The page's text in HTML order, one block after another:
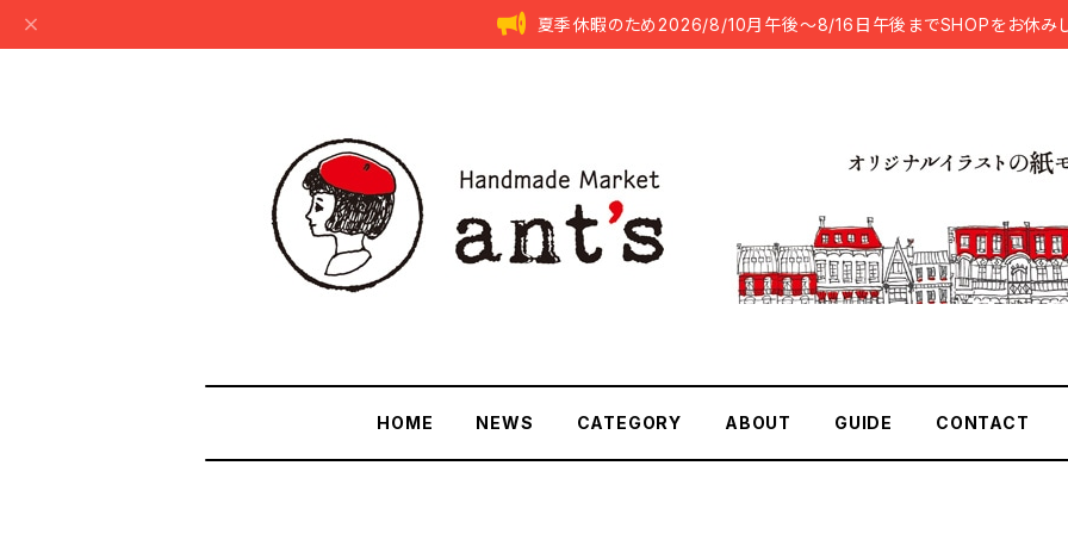
夏季休暇のため2026/8/10月午後～8/16日午後までSHOPをお休み
HOME NEWS CATEGORY ABOUT GUIDE CONTACT